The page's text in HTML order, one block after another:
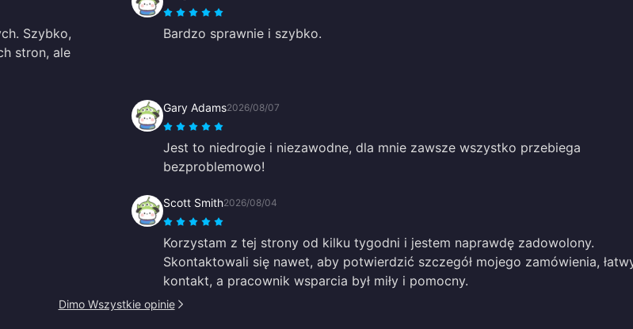
Szybko,
stron, ale
Bardzo sprawnie i szybko.
Gary Adams2026/08/07
Jest to niedrogie i niezawodne, dla mnie zawsze wszystko przebiega
bezproblemowo!
Scott Smith2026/08/04
Korzystam z tej strony od kilku tygodni i jestem naprawdę zadowolony.
Skontaktowali się nawet, aby potwierdzić szczegół mojego zamówienia,
kontakt, a pracownik wsparcia był miły i pomocny.
Dimo Wszystkie opinie